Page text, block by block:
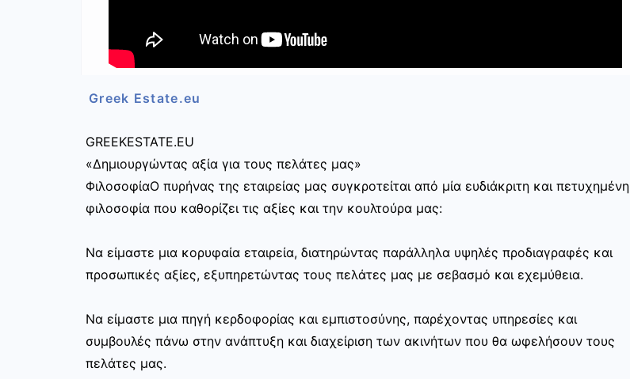
Greek Estate.eu
GREEKESTATE.EU
«Δημιουργώντας αξία για τους πελάτες μας»
ΦιλοσοφίαΟ πυρήνας της εταιρείας μας συγκροτείται από μία ευδιάκριτη και πετυχημένη
φιλοσοφία που καθορίζει τις αξίες και την κουλτούρα μας:
Να είμαστε μια κορυφαία εταιρεία, διατηρώντας παράλληλα υψηλές προδιαγραφές και
προσωπικές αξίες, εξυπηρετώντας τους πελάτες μας με σεβασμό και εχεμύθεια.
Να είμαστε μια πηγή κερδοφορίας και εμπιστοσύνης, παρέχοντας υπηρεσίες και
συμβουλές πάνω στην ανάπτυξη και διαχείριση των ακινήτων που θα ωφελήσουν τους
πελάτες μας.